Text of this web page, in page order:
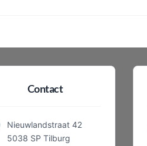
Contact
Nieuwlandstraat 42
5038 SP Tilburg